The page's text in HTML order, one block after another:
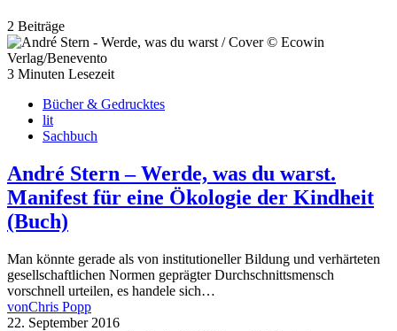
2 Beiträge
3 Minuten Lesezeit
Bücher & Gedrucktes
lit
Sachbuch
André Stern – Werde, was du warst.
Manifest für eine Ökologie der Kindheit
(Buch)
Man könnte gerade als von institutioneller Bildung und verhärteten
gesellschaftlichen Normen geprägter Durchschnittsmensch
vorschnell urteilen, es handele sich…
vonChris Popp
22. September 2016